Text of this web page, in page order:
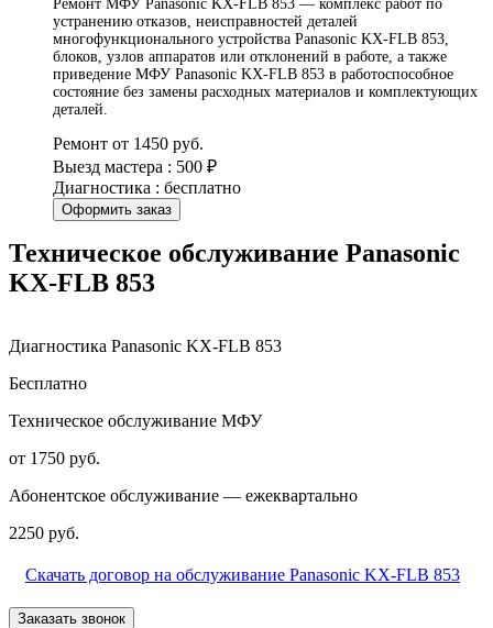
Ремонт МФУ Panasonic KX-FLB 853 — комплекс работ по
устранению отказов, неисправностей деталей
многофункционального устройства Panasonic KX-FLB 853,
блоков, узлов аппаратов или отклонений в работе, а также
приведение МФУ Panasonic KX-FLB 853 в работоспособное
состояние без замены расходных материалов и комплектующих
деталей.
Ремонт от 1450 руб.
Выезд мастера : 500 ₽
Диагностика : бесплатно
Оформить заказ
Техническое обслуживание Panasonic
KX-FLB 853
Диагностика Panasonic KX-FLB 853
Бесплатно
Техническое обслуживание МФУ
от 1750 руб.
Абонентское обслуживание — ежеквартально
2250 руб.
Скачать договор на обслуживание Panasonic KX-FLB 853
Заказать звонок